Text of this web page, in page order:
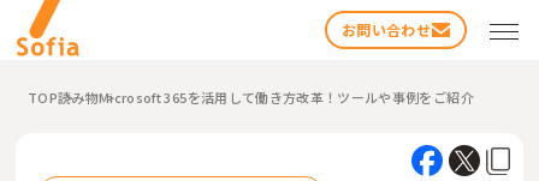
お問い合わせ
TOP読み物Microsoft 365を活用して働き方改革！ツールや事例をご紹介